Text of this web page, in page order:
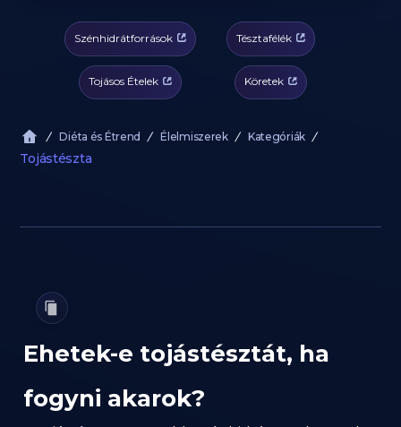
Szénhidrátforrások Tésztafélék
Tojásos Ételek Köretek
Diéta és Étrend Élelmiszerek Kategóriák
Tojástészta
Ehetek-e tojástésztát, ha
fogyni akarok?